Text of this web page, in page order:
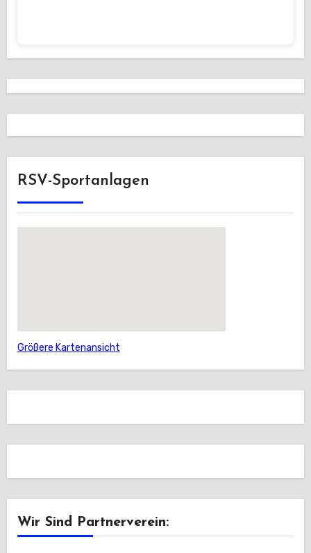
RSV-Sportanlagen
Größere Kartenansicht
Wir Sind Partnerverein: